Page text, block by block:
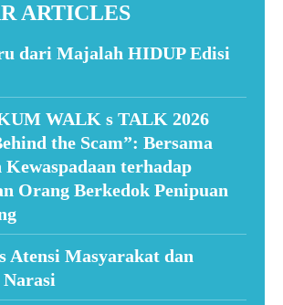
ARTICLES
dari Majalah HIDUP Edisi
WALK s TALK 2026
the Scam”: Bersama
terhadap
Orang Berkedok Penipuan
Atensi Masyarakat dan
Narasi